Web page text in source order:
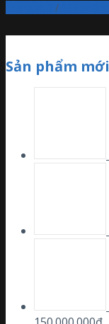
/
Sản phẩm mới